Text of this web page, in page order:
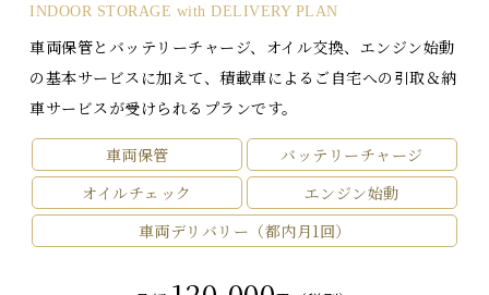
INDOOR STORAGE with DELIVERY PLAN
車両保管とバッテリーチャージ、オイル交換、エンジン始動
の基本サービスに加えて、積載車によるご自宅への引取＆納
車サービスが受けられるプランです。
車両保管
バッテリーチャージ
オイルチェック
エンジン始動
車両デリバリー（都内月1回）